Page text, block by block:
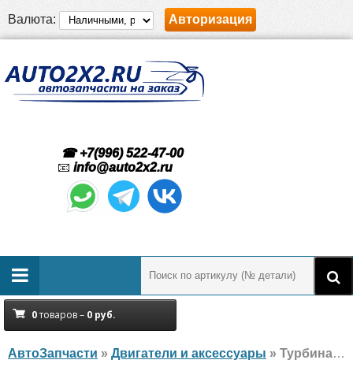
Валюта: Авторизация
☎ +7(996) 522-47-00
📧 info@auto2x2.ru
0товаров – 0 руб.
АвтоЗапчасти » Двигатели и аксессуары » Турбина BorgWarner KKK 178983 178894 178976 478976 SE501978 John Deere, новая